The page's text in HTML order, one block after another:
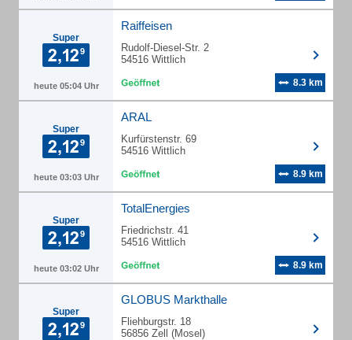
Super
heute 05:04 Uhr
Raiffeisen
Rudolf-Diesel-Str. 2
54516 Wittlich
8.3 km
Super
heute 03:03 Uhr
ARAL
Kurfürstenstr. 69
54516 Wittlich
8.9 km
Super
heute 03:02 Uhr
TotalEnergies
Friedrichstr. 41
54516 Wittlich
8.9 km
Super
GLOBUS Markthalle
Fliehburgstr. 18
56856 Zell (Mosel)